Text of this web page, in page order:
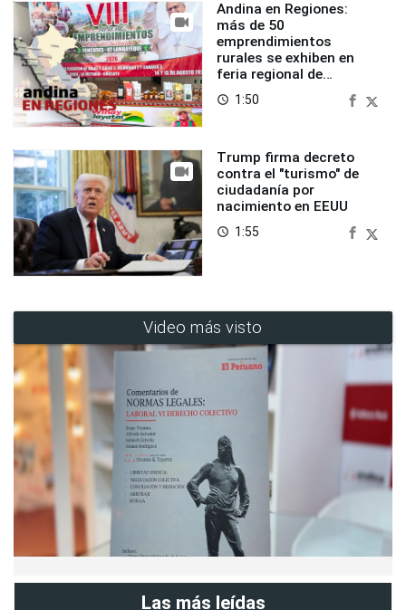
Andina en Regiones:
más de 50
emprendimientos
rurales se exhiben en
feria regional de
Foncodes
access_time 1:50
Trump firma decreto
contra el "turismo" de
ciudadanía por
nacimiento en EEUU
access_time 1:55
Video más visto
Las más leídas